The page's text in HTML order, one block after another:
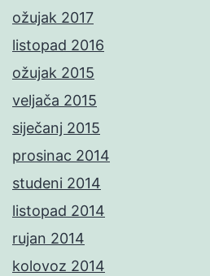
ožujak 2017
listopad 2016
ožujak 2015
veljača 2015
siječanj 2015
prosinac 2014
studeni 2014
listopad 2014
rujan 2014
kolovoz 2014